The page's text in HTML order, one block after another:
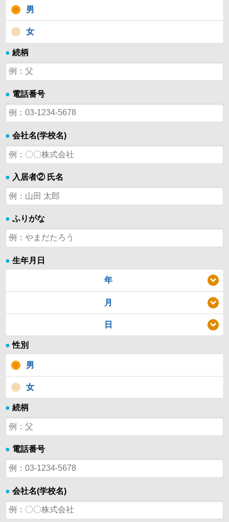
男
女
● 続柄
● 電話番号
● 会社名(学校名)
● 入居者② 氏名
● ふりがな
● 生年月日
年
月
日
● 性別
男
女
● 続柄
● 電話番号
● 会社名(学校名)